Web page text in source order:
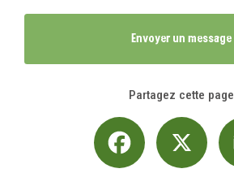
Envoyer un message
Partagez cette page
Facebook